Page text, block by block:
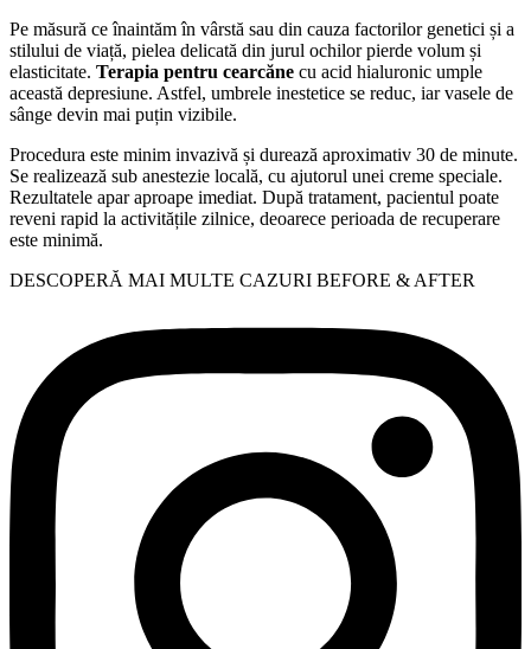
Pe măsură ce înaintăm în vârstă sau din cauza factorilor genetici și a
stilului de viață, pielea delicată din jurul ochilor pierde volum și
elasticitate. Terapia pentru cearcăne cu acid hialuronic umple
această depresiune. Astfel, umbrele inestetice se reduc, iar vasele de
sânge devin mai puțin vizibile.
Procedura este minim invazivă și durează aproximativ 30 de minute.
Se realizează sub anestezie locală, cu ajutorul unei creme speciale.
Rezultatele apar aproape imediat. După tratament, pacientul poate
reveni rapid la activitățile zilnice, deoarece perioada de recuperare
este minimă.
DESCOPERĂ MAI MULTE CAZURI BEFORE & AFTER